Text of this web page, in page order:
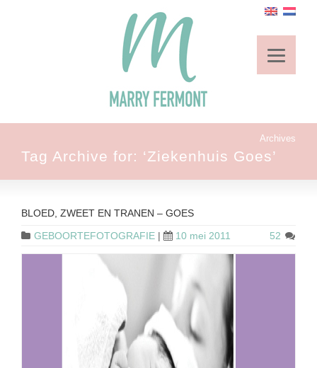
Archives
Tag Archive for: ‘Ziekenhuis Goes’
BLOED, ZWEET EN TRANEN – GOES
GEBOORTEFOTOGRAFIE | 10 mei 2011 52